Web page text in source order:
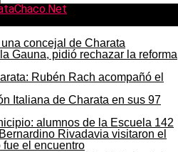
Gauna, pidió rechazar la reforma
Italiana de Charata en sus 97
Rivadavia visitaron el
fue el encuentro